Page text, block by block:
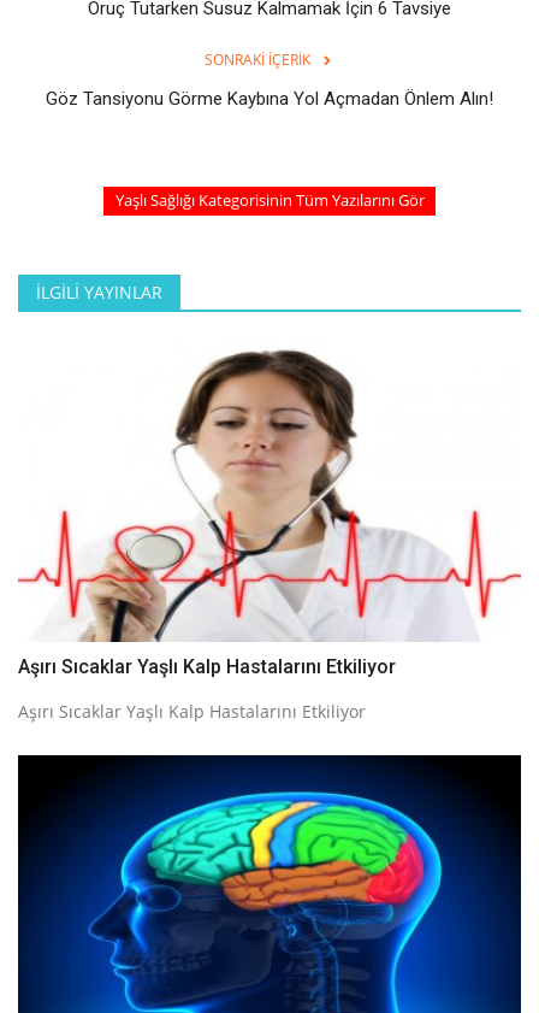
Oruç Tutarken Susuz Kalmamak İçin 6 Tavsiye
SONRAKI İÇERIK
Göz Tansiyonu Görme Kaybına Yol Açmadan Önlem Alın!
Yaşlı Sağlığı Kategorisinin Tüm Yazılarını Gör
İLGILI YAYINLAR
Aşırı Sıcaklar Yaşlı Kalp Hastalarını Etkiliyor
Aşırı Sıcaklar Yaşlı Kalp Hastalarını Etkiliyor